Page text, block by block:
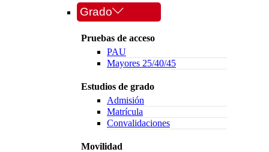
Grado
Pruebas de acceso
PAU
Mayores 25/40/45
Estudios de grado
Admisión
Matrícula
Convalidaciones
Movilidad